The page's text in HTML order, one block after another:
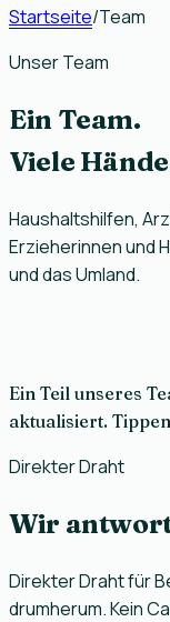
Startseite/Team
Unser Team
Ein Team.
Viele
Haushaltshilfen,
Erzieherinnen und
und das Umland.
Ein Teil unseres
aktualisiert.
Direkter Draht
Wir
Direkter Draht für
drumherum. Kein